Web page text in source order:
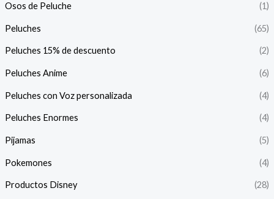
Osos de Peluche (1)
Peluches (65)
Peluches 15% de descuento (2)
Peluches Anime (6)
Peluches con Voz personalizada (4)
Peluches Enormes (4)
Pijamas (5)
Pokemones (4)
Productos Disney (28)